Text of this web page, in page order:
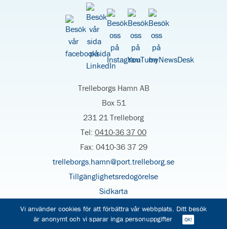
Trelleborgs Hamn AB
Box 51
231 21 Trelleborg
Tel: 0410-36 37 00
Fax: 0410-36 37 29
trelleborgs.hamn@port.trelleborg.se
Tillgänglighetsredogörelse
Sidkarta
Vi använder cookies för att förbättra vår webbplats. Ditt besök
är anonymt och vi sparar inga personuppgifter